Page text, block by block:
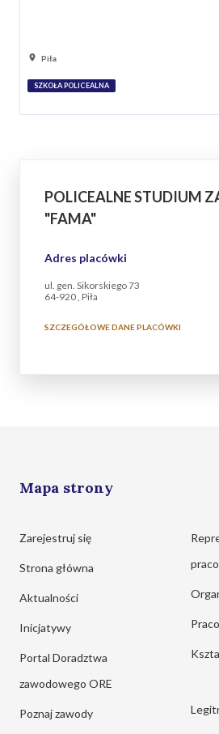
Piła
SZKOŁA POLICEALNA
POLICEALNE STUDIUM
"FAMA"
Adres placówki
ul. gen. Sikorskiego 73
64-920 , Piła
SZCZEGÓŁOWE DANE PLACÓWKI
Mapa strony
Zarejestruj się
Strona główna
Aktualności
Inicjatywy
Portal Doradztwa
zawodowego ORE
Poznaj zawody